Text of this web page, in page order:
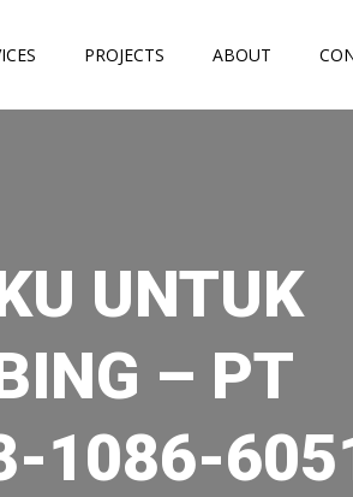
PROJECTS ABOUT
UNTUK
– PT
1086-